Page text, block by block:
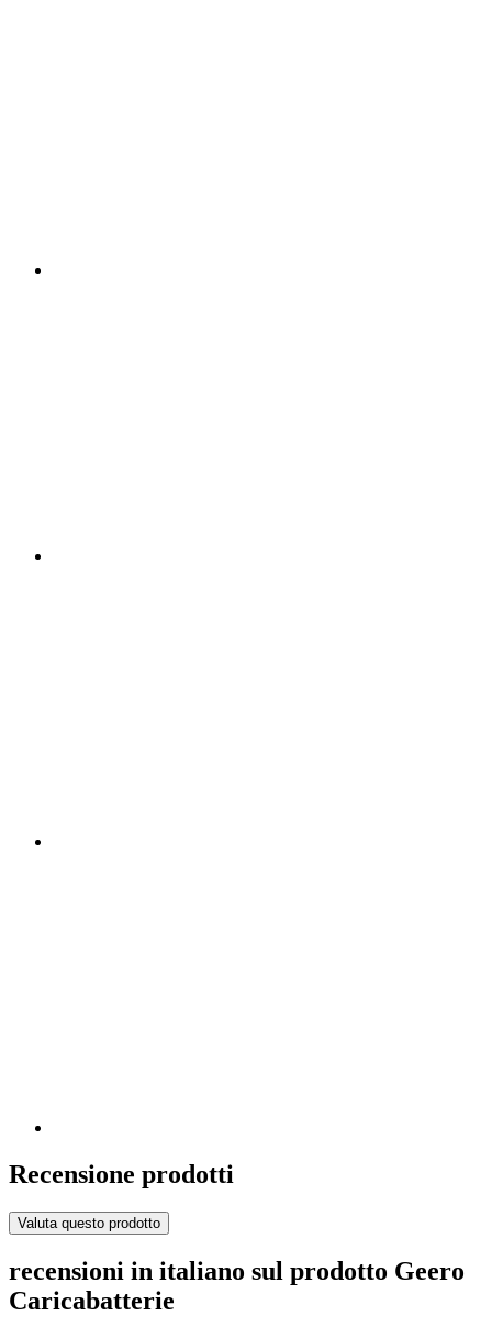
Recensione prodotti
Valuta questo prodotto
recensioni in italiano sul prodotto Geero
Caricabatterie